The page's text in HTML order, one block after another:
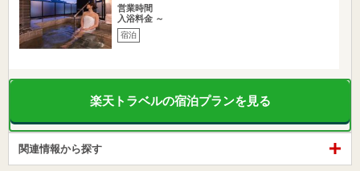
営業時間
入浴料金 ～
宿泊
楽天トラベルの宿泊プランを見る
関連情報から探す